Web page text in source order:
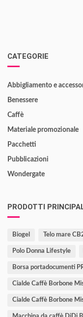
CATEGORIE
Abbigliamento e
Benessere
Caffè
Materiale promozionale
Pacchetti
Pubblicazioni
Wondergate
PRODOTTI
Biogel Telo mare
Polo Donna Lifestyle
Borsa portadocumenti
Cialde Caffè Borbone
Cialde Caffè Borbone